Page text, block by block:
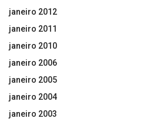
janeiro 2012
janeiro 2011
janeiro 2010
janeiro 2006
janeiro 2005
janeiro 2004
janeiro 2003